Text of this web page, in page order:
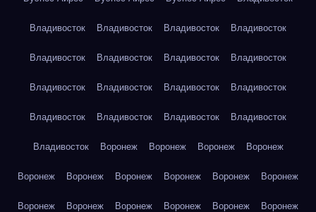
Владивосток Владивосток Владивосток Владивосток
Владивосток Владивосток Владивосток Владивосток
Владивосток Владивосток Владивосток Владивосток
Владивосток Владивосток Владивосток Владивосток
Владивосток Воронеж Воронеж Воронеж Воронеж
Воронеж Воронеж Воронеж Воронеж Воронеж Воронеж
Воронеж Воронеж Воронеж Воронеж Воронеж Воронеж